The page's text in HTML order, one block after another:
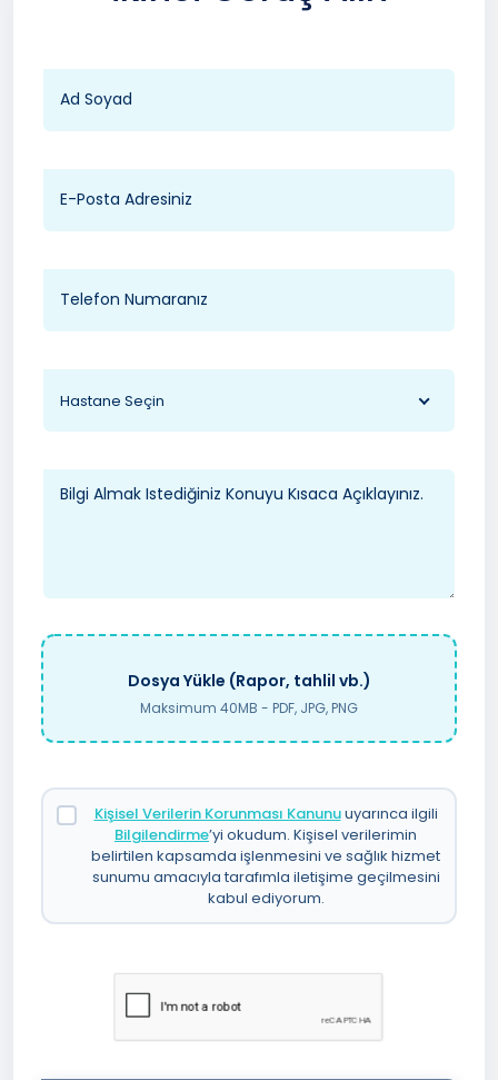
Hastane Seçin
Dosya Yükle (Rapor, tahlil vb.)
Maksimum 40MB - PDF, JPG, PNG
Kişisel Verilerin Korunması Kanunuuyarınca ilgili
Bilgilendirme’yi okudum. Kişisel verilerimin
belirtilen kapsamda işlenmesini ve sağlık hizmet
sunumu amacıyla tarafımla iletişime geçilmesini
kabul ediyorum.